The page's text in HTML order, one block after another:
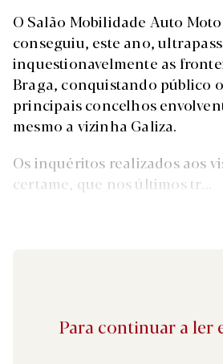
O Salão Mobilidade Auto
conseguiu, este ano,
inquestionavelmente as
Braga, conquistando público
principais concelhos
mesmo a vizinha Galiza.
Os inquéritos realizados aos
certame, que nos últimos tr...
Para continuar a ler